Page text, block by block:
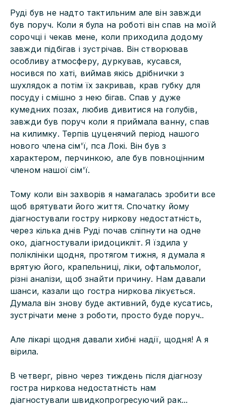
Руді був не надто тактильним але він завжди
був поруч. Коли я була на роботі він спав на моїй
сорочці і чекав мене, коли приходила додому
завжди підбігав і зустрічав. Він створював
особливу атмосферу, дуркував, кусався,
носився по хаті, виймав якісь дрібнички з
шухлядок а потім їх закривав, крав губку для
посуду і смішно з нею бігав. Спав у дуже
кумедних позах, любив дивитися на голубів,
завжди був поруч коли я приймала ванну, спав
на килимку. Терпів цуценячий період нашого
нового члена сім'ї, пса Локі. Він був з
характером, перчинкою, але був повноцінним
членом нашої сім'ї.
Тому коли він захворів я намагалась зробити все
щоб врятувати його життя. Спочатку йому
діагностували гостру ниркову недостатність,
через кілька днів Руді почав сліпнути на одне
око, діагностували іридоцикліт. Я їздила у
поліклініки щодня, протягом тижня, я думала я
врятую його, крапельниці, ліки, офтальмолог,
різні аналізи, щоб знайти причину. Нам давали
шанси, казали що гостра ниркова лікується.
Думала він знову буде активний, буде кусатись,
зустрічати мене з роботи, просто буде поруч..
Але лікарі щодня давали хибні надії, щодня! А я
вірила.
В четверг, рівно через тиждень після діагнозу
гостра ниркова недостатність нам
діагностували швидкопрогресуючий рак...